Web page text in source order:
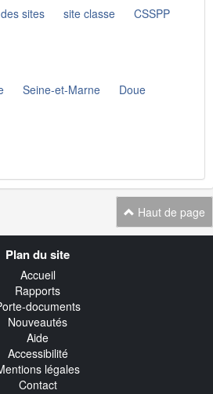
sites
site classe
CSSPP
Seine-et-Marne Doue
Haut de page
Plan du site
Accueil
Rapports
documents
Nouveautés
Aide
Accessibilité
légales
Contact